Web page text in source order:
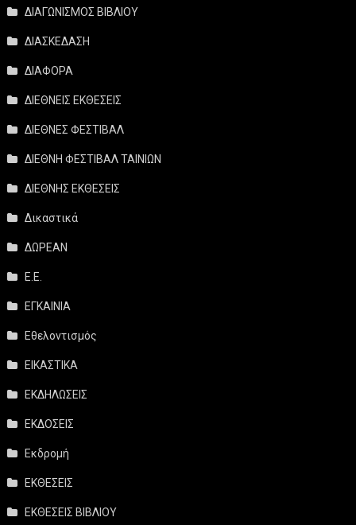
ΔΙΑΓΩΝΙΣΜΟΣ ΒΙΒΛΙΟΥ
ΔΙΑΣΚΕΔΑΣΗ
ΔΙΑΦΟΡΑ
ΔΙΕΘΝΕΙΣ ΕΚΘΕΣΕΙΣ
ΔΙΕΘΝΕΣ ΦΕΣΤΙΒΑΛ
ΔΙΕΘΝΗ ΦΕΣΤΙΒΑΛ ΤΑΙΝΙΩΝ
ΔΙΕΘΝΗΣ ΕΚΘΕΣΕΙΣ
Δικαστικά
ΔΩΡΕΑΝ
Ε.Ε.
ΕΓΚΑΙΝΙΑ
Εθελοντισμός
ΕΙΚΑΣΤΙΚΑ
ΕΚΔΗΛΩΣΕΙΣ
ΕΚΔΟΣΕΙΣ
Εκδρομή
ΕΚΘΕΣΕΙΣ
ΕΚΘΕΣΕΙΣ ΒΙΒΛΙΟΥ